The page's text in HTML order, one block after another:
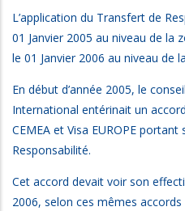
L’application du Transfert de
01 Janvier 2005 au niveau de la
le 01 Janvier 2006 au niveau de
En début d’année 2005, le
International entérinait un
CEMEA et Visa EUROPE
Responsabilité.
Cet accord devait voir son
2006, selon ces mêmes